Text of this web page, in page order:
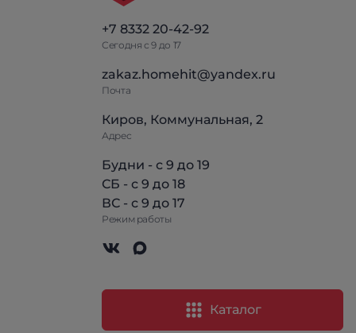
+7 8332 20-42-92
Сегодня с 9 до 17
zakaz.homehit@yandex.ru
Почта
Киров, Коммунальная, 2
Адрес
Будни - с 9 до 19
СБ - с 9 до 18
ВС - с 9 до 17
Режим работы
Каталог